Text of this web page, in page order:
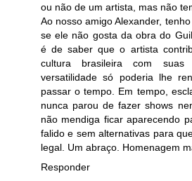
ou não de um artista, mas não
Ao nosso amigo Alexander,
se ele não gosta da obra do
é de saber que o artista
cultura brasileira com suas
versatilidade só poderia lhe
passar o tempo. Em tempo,
nunca parou de fazer shows
não mendiga ficar aparecendo
falido e sem alternativas para
legal. Um abraço. Homenagem
Responder